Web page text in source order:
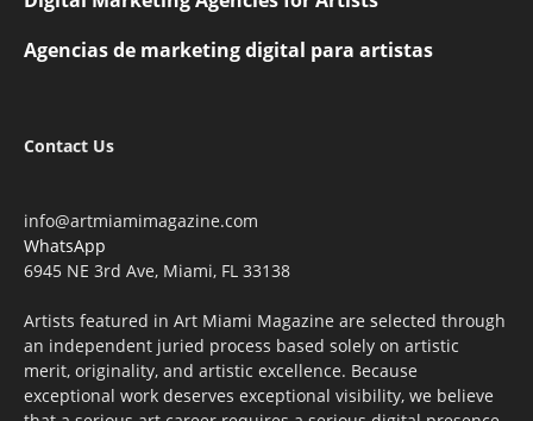
Agencias de marketing digital para artistas
Contact Us
info@artmiamimagazine.com
WhatsApp
6945 NE 3rd Ave, Miami, FL 33138
Artists featured in Art Miami Magazine are selected through
an independent juried process based solely on artistic
merit, originality, and artistic excellence. Because
exceptional work deserves exceptional visibility, we believe